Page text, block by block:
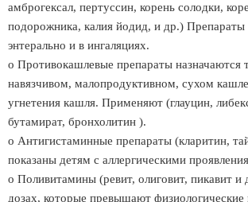
амброгексал, пертуссин, корень солодки,
подорожника, калия йодид, и др.)
энтерально и в ингаляциях.
o Противокашлевые препараты назначаются
навязчивом, малопродуктивном, сухом
угнетения кашля. Применяют (глауцин,
бутамират, бронхолитин ).
o Антигистаминные препараты (кларитин,
показаны детям с аллергическими
o Поливитамины (ревит, олиговит, пикавит и
дозах, которые превышают физиологические